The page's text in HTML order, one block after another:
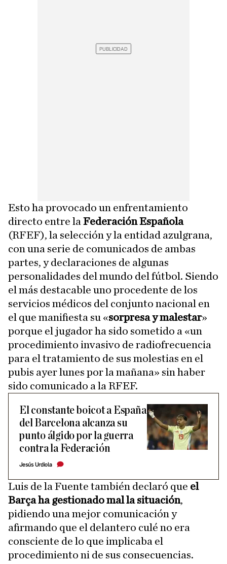
Esto ha provocado un enfrentamiento
directo entre la Federación Española
(RFEF), la selección y la entidad azulgrana,
con una serie de comunicados de ambas
partes, y declaraciones de algunas
personalidades del mundo del fútbol. Siendo
el más destacable uno procedente de los
servicios médicos del conjunto nacional en
el que manifiesta su «sorpresa y malestar»
porque el jugador ha sido sometido a «un
procedimiento invasivo de radiofrecuencia
para el tratamiento de sus molestias en el
pubis ayer lunes por la mañana» sin haber
sido comunicado a la RFEF.
El constante boicot a España
del Barcelona alcanza su
punto álgido por la guerra
contra la Federación
Jesús Urdiola
Luis de la Fuente también declaró que el
Barça ha gestionado mal la situación,
pidiendo una mejor comunicación y
afirmando que el delantero culé no era
consciente de lo que implicaba el
procedimiento ni de sus consecuencias.